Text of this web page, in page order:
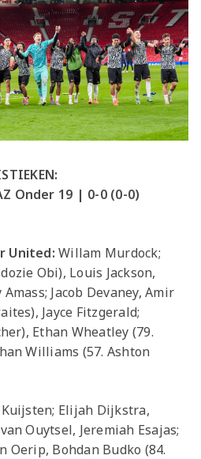
Onder 19 | 0-0 (0-0)
United: Willam Murdock;
Obi), Louis Jackson,
Jacob Devaney, Amir
Jayce Fitzgerald;
Ethan Wheatley (79.
Williams (57. Ashton
Elijah Dijkstra,
Ouytsel, Jeremiah Esajas;
Oerip, Bohdan Budko (84.